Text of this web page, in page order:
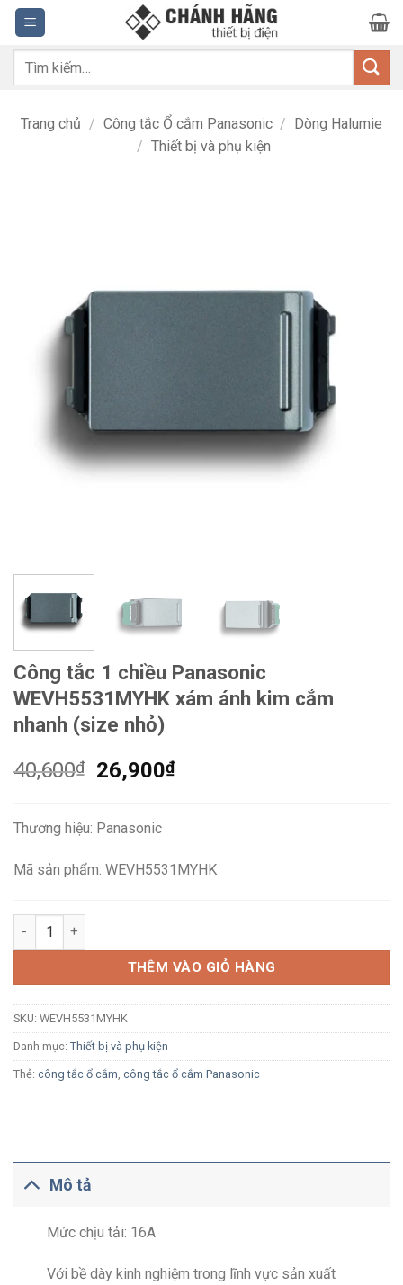
Bỏ
qua
nội
dung
Tìm
Trang chủ / Công tắc Ổ cắm Panasonic / Dòng Halumie
/ Thiết bị và phụ kiện
Công tắc 1 chiều Panasonic
WEVH5531MYHK xám ánh kim cắm
nhanh (size nhỏ)
40,600₫
Giá
40,600₫.
26,900₫Giá
Thương hiệu: Panasonic
Mã sản phẩm: WEVH5531MYHK
Công tắc 1 chiều Panasonic WEVH5531MYHK xám ánh kim
THÊM VÀO GIỎ HÀNG
SKU: WEVH5531MYHK
Danh mục: Thiết bị và phụ kiện
Thẻ: công tắc ổ cắm công tắc ổ cắm Panasonic
Mô tả
Mức chịu tải: 16A
Với bề dày kinh nghiệm trong lĩnh vực sản xuất